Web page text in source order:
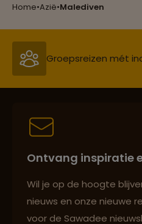
Home•Azië•Malediven
Groepsreizen mét
Persoonlijk en
Ontvang inspiratie
Wil je op de hoogte
nieuws en onze nieuwe
voor de Sawadee